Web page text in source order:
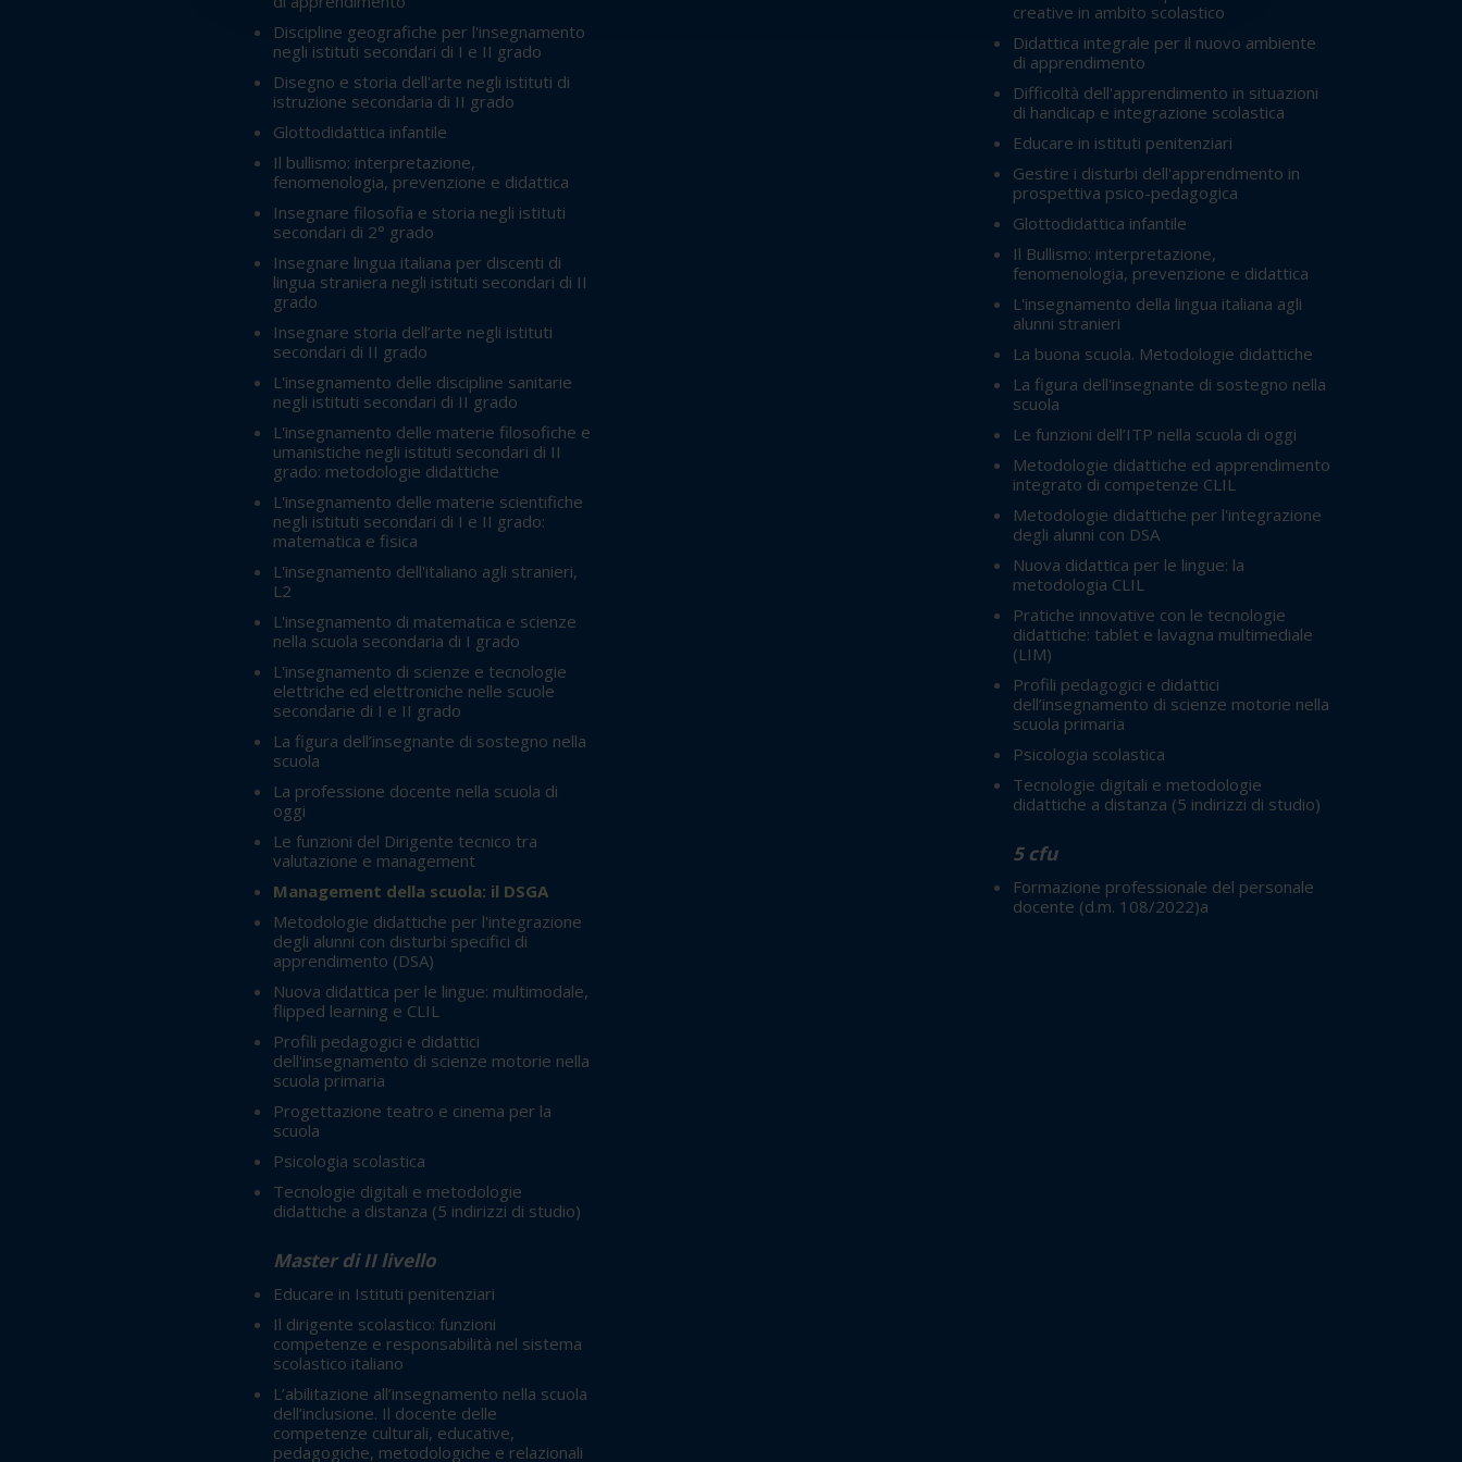
Discipline geografiche per l'insegnamento
negli istituti secondari di I e II grado
Disegno e storia dell'arte negli istituti di
istruzione secondaria di II grado
Glottodidattica infantile
Il bullismo: interpretazione,
fenomenologia, prevenzione e didattica
Insegnare filosofia e storia negli istituti
secondari di 2° grado
Insegnare lingua italiana per discenti di
lingua straniera negli istituti secondari di II
grado
Insegnare storia dell’arte negli istituti
secondari di II grado
L'insegnamento delle discipline sanitarie
negli istituti secondari di II grado
L'insegnamento delle materie filosofiche e
umanistiche negli istituti secondari di II
grado: metodologie didattiche
L'insegnamento delle materie scientifiche
negli istituti secondari di I e II grado:
matematica e fisica
L'insegnamento dell'italiano agli stranieri,
L2
L'insegnamento di matematica e scienze
nella scuola secondaria di I grado
L'insegnamento di scienze e tecnologie
elettriche ed elettroniche nelle scuole
secondarie di I e II grado
La figura dell’insegnante di sostegno nella
scuola
La professione docente nella scuola di
oggi
Le funzioni del Dirigente tecnico tra
valutazione e management
Management della scuola: il DSGA
Metodologie didattiche per l'integrazione
degli alunni con disturbi specifici di
apprendimento (DSA)
Nuova didattica per le lingue: multimodale,
flipped learning e CLIL
Profili pedagogici e didattici
dell'insegnamento di scienze motorie nella
scuola primaria
Progettazione teatro e cinema per la
scuola
Psicologia scolastica
Tecnologie digitali e metodologie
didattiche a distanza (5 indirizzi di studio)
Master di II livello
Educare in Istituti penitenziari
Il dirigente scolastico: funzioni
competenze e responsabilità nel sistema
scolastico italiano
L’abilitazione all’insegnamento nella scuola
dell’inclusione. Il docente delle
competenze culturali, educative,
pedagogiche, metodologiche e relazionali
creative in ambito scolastico
Didattica integrale per il nuovo ambiente
di apprendimento
Difficoltà dell'apprendimento in situazioni
di handicap e integrazione scolastica
Educare in istituti penitenziari
Gestire i disturbi dell'apprendmento in
prospettiva psico-pedagogica
Glottodidattica infantile
Il Bullismo: interpretazione,
fenomenologia, prevenzione e didattica
L'insegnamento della lingua italiana agli
alunni stranieri
La buona scuola. Metodologie didattiche
La figura dell'insegnante di sostegno nella
scuola
Le funzioni dell’ITP nella scuola di oggi
Metodologie didattiche ed apprendimento
integrato di competenze CLIL
Metodologie didattiche per l'integrazione
degli alunni con DSA
Nuova didattica per le lingue: la
metodologia CLIL
Pratiche innovative con le tecnologie
didattiche: tablet e lavagna multimediale
(LIM)
Profili pedagogici e didattici
dell’insegnamento di scienze motorie nella
scuola primaria
Psicologia scolastica
Tecnologie digitali e metodologie
didattiche a distanza (5 indirizzi di studio)
5 cfu
Formazione professionale del personale
docente (d.m. 108/2022)a